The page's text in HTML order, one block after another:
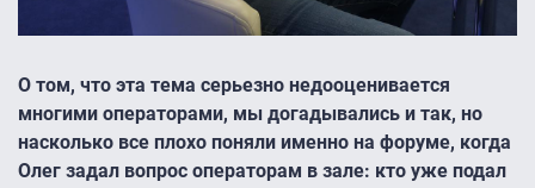
О том, что эта тема серьезно недооценивается
многими операторами, мы догадывались и так, но
насколько все плохо поняли именно на форуме, когда
Олег задал вопрос операторам в зале: кто уже подал